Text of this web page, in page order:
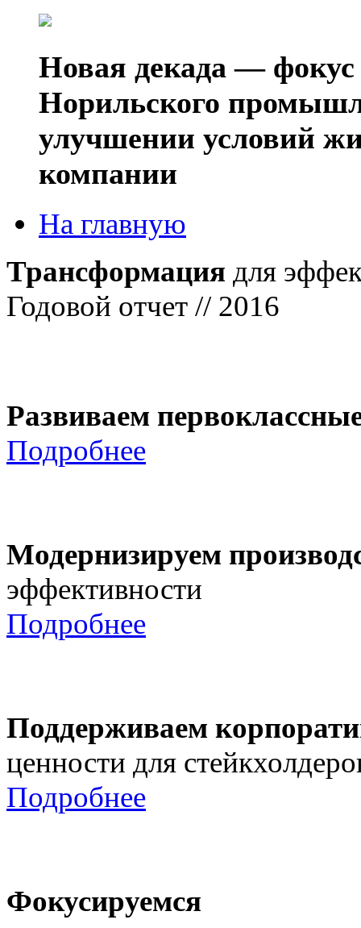
Новая декада — фокус
Норильского
улучшении условий
компании
На главную
Трансформация для
Годовой отчет // 2016
Развиваем
Подробнее
Модернизируем
эффективности
Подробнее
Поддерживаем
ценности для
Подробнее
Фокусируемся